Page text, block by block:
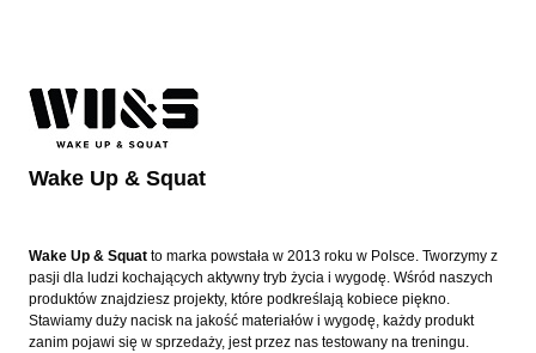
Wake Up & Squat
Wake Up & Squat to marka powstała w 2013 roku w Polsce. Tworzymy z
pasji dla ludzi kochających aktywny tryb życia i wygodę. Wśród naszych
produktów znajdziesz projekty, które podkreślają kobiece piękno.
Stawiamy duży nacisk na jakość materiałów i wygodę, każdy produkt
zanim pojawi się w sprzedaży, jest przez nas testowany na treningu.